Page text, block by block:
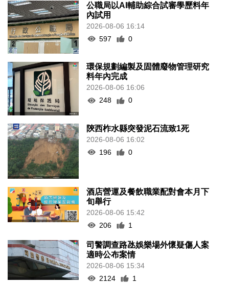
公職局以AI輔助綜合試審學歷料年
內試用
2026-08-06 16:14
597
0
環保規劃編製及固體廢物管理研究
料年內完成
2026-08-06 16:06
248
0
陝西柞水縣突發泥石流致1死
2026-08-06 16:02
196
0
酒店營運及餐飲職業配對會本月下
旬舉行
2026-08-06 15:42
206
1
司警調查路氹娛樂場外懷疑傷人案
適時公布案情
2026-08-06 15:34
2124
1